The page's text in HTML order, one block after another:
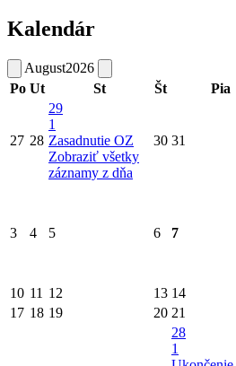
Kalendár
August2026
Po Ut St Št Pia
27 28
29
1
Zasadnutie OZ
Zobraziť všetky
záznamy z dňa
30 31
3 4 5 6 7
10 11 12 13 14
17 18 19 20 21
28
1